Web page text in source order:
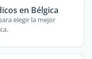
en Bélgica
elegir la mejor